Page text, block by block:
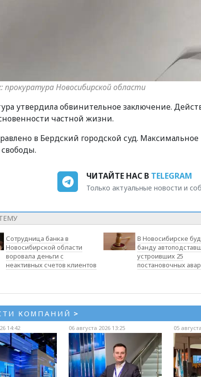
прокуратура Новосибирской области
утвердила обвинительное заключение.
частной жизни.
в Бердский городской суд.
ЧИТАЙТЕ НАС В TELEGRAM
Только актуальные новости и
Сотрудница банка в
Новосибирской области
воровала деньги с
неактивных счетов клиентов
В Новосибирске
банду
устроивших 25
постановочных
КОМПАНИЙ >
14:42 06 августа 2026 13:25 05